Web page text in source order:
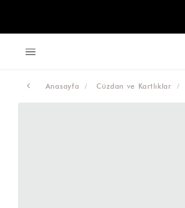
Anasayfa Cüzdan ve Kartlıklar